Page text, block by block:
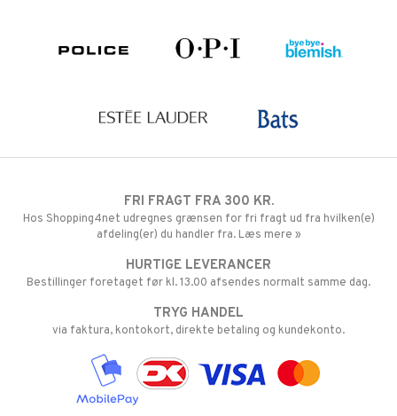
FRI FRAGT FRA 300 KR.
Hos Shopping4net udregnes grænsen for fri fragt ud fra hvilken(e)
afdeling(er) du handler fra. Læs mere »
HURTIGE LEVERANCER
Bestillinger foretaget før kl. 13.00 afsendes normalt samme dag.
TRYG HANDEL
via faktura, kontokort, direkte betaling og kundekonto.